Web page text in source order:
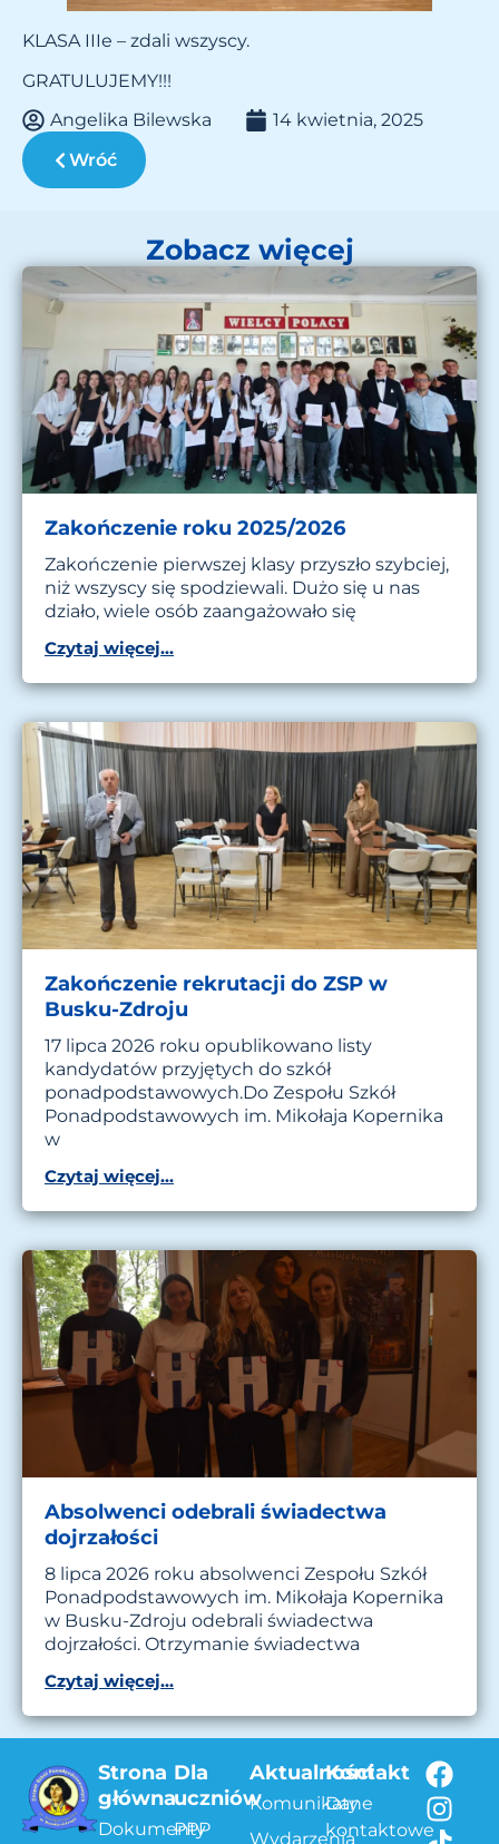
KLASA IIIe – zdali wszyscy.
GRATULUJEMY!!!
Angelika Bilewska
14 kwietnia, 2025
Wróć
Zobacz więcej
Zakończenie roku 2025/2026
Zakończenie pierwszej klasy przyszło szybciej,
niż wszyscy się spodziewali. Dużo się u nas
działo, wiele osób zaangażowało się
Czytaj więcej...
Zakończenie rekrutacji do ZSP w
Busku-Zdroju
17 lipca 2026 roku opublikowano listy
kandydatów przyjętych do szkół
ponadpodstawowych.Do Zespołu Szkół
Ponadpodstawowych im. Mikołaja Kopernika
w
Czytaj więcej...
Absolwenci odebrali świadectwa
dojrzałości
8 lipca 2026 roku absolwenci Zespołu Szkół
Ponadpodstawowych im. Mikołaja Kopernika
w Busku-Zdroju odebrali świadectwa
dojrzałości. Otrzymanie świadectwa
Czytaj więcej...
Strona
główna
Dokumenty
Dla
uczniów
PPP
Aktualności
Komunikaty
Wydarzenia
Kontakt
Dane
kontaktowe